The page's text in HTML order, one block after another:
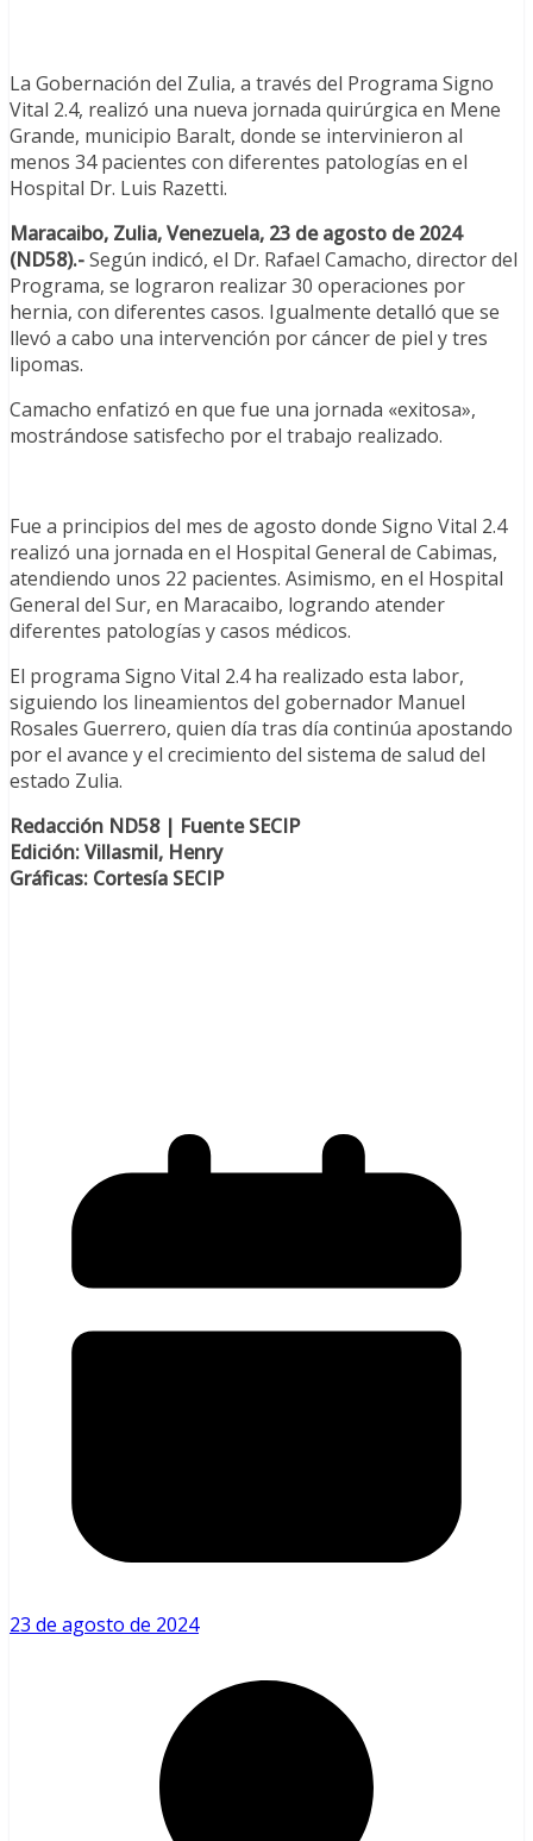
La Gobernación del Zulia, a través del Programa Signo
Vital 2.4, realizó una nueva jornada quirúrgica en Mene
Grande, municipio Baralt, donde se intervinieron al
menos 34 pacientes con diferentes patologías en el
Hospital Dr. Luis Razetti.
Maracaibo, Zulia, Venezuela, 23 de agosto de 2024
(ND58).-Según indicó, el Dr. Rafael Camacho, director del
Programa, se lograron realizar 30 operaciones por
hernia, con diferentes casos. Igualmente detalló que se
llevó a cabo una intervención por cáncer de piel y tres
lipomas.
Camacho enfatizó en que fue una jornada «exitosa»,
mostrándose satisfecho por el trabajo realizado.
Fue a principios del mes de agosto donde Signo Vital 2.4
realizó una jornada en el Hospital General de Cabimas,
atendiendo unos 22 pacientes. Asimismo, en el Hospital
General del Sur, en Maracaibo, logrando atender
diferentes patologías y casos médicos.
El programa Signo Vital 2.4 ha realizado esta labor,
siguiendo los lineamientos del gobernador Manuel
Rosales Guerrero, quien día tras día continúa apostando
por el avance y el crecimiento del sistema de salud del
estado Zulia.
Redacción ND58 | Fuente SECIP
Edición: Villasmil, Henry
Gráficas: Cortesía SECIP
23 de agosto de 2024